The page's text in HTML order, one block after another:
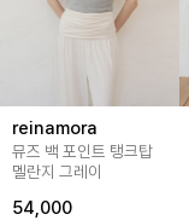
reinamora
뮤즈 백 포인트 탱크탑
멜란지 그레이
54,000